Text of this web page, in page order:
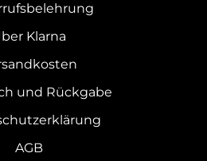
Klarna
und Rückgabe
AGB